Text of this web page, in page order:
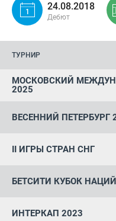
24.08.2018
Дебют
ТУРНИР
МОСКОВСКИЙ
2025
ВЕСЕННИЙ ПЕТЕРБУРГ
II ИГРЫ СТРАН СНГ
БЕТСИТИ КУБОК
ИНТЕРКАП 2023